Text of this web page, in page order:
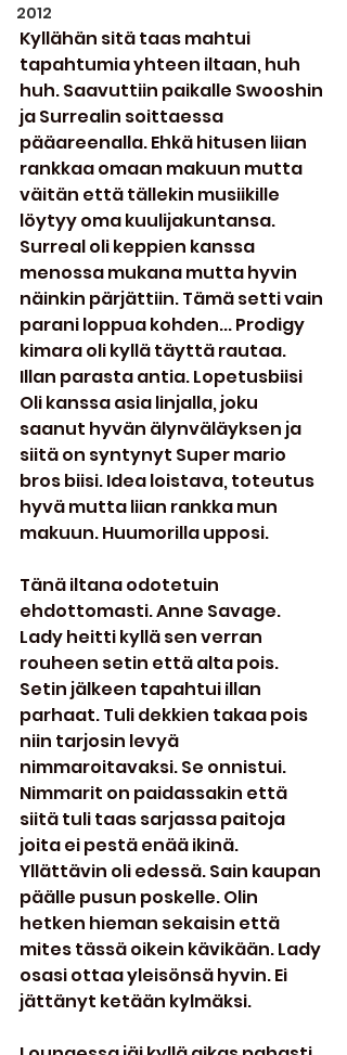
2012
Kyllähän sitä taas mahtui
tapahtumia yhteen iltaan, huh
huh. Saavuttiin paikalle Swooshin
ja Surrealin soittaessa
pääareenalla. Ehkä hitusen liian
rankkaa omaan makuun mutta
väitän että tällekin musiikille
löytyy oma kuulijakuntansa.
Surreal oli keppien kanssa
menossa mukana mutta hyvin
näinkin pärjättiin. Tämä setti vain
parani loppua kohden... Prodigy
kimara oli kyllä täyttä rautaa.
Illan parasta antia. Lopetusbiisi
Oli kanssa asia linjalla, joku
saanut hyvän älynväläyksen ja
siitä on syntynyt Super mario
bros biisi. Idea loistava, toteutus
hyvä mutta liian rankka mun
makuun. Huumorilla upposi.
Tänä iltana odotetuin
ehdottomasti. Anne Savage.
Lady heitti kyllä sen verran
rouheen setin että alta pois.
Setin jälkeen tapahtui illan
parhaat. Tuli dekkien takaa pois
niin tarjosin levyä
nimmaroitavaksi. Se onnistui.
Nimmarit on paidassakin että
siitä tuli taas sarjassa paitoja
joita ei pestä enää ikinä.
Yllättävin oli edessä. Sain kaupan
päälle pusun poskelle. Olin
hetken hieman sekaisin että
mites tässä oikein kävikään. Lady
osasi ottaa yleisönsä hyvin. Ei
jättänyt ketään kylmäksi.